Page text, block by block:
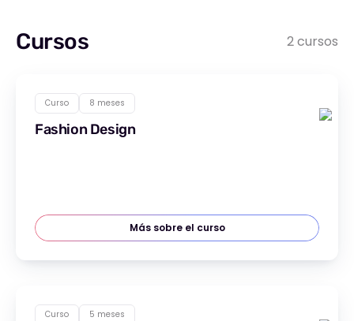
Cursos 2 cursos
Curso 8 meses
Fashion Design
Más sobre el curso
Curso 5 meses